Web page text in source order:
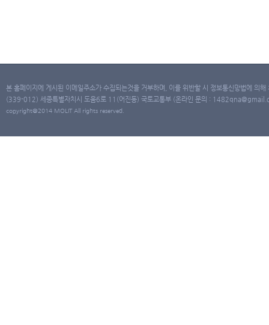
본 홈페이지에 게시된 이메일주소가 수집되는것을 거부하며, 이를 위반할 시 정보통신망법에 의
(339-012) 세종특별자치시 도움6로 11(어진동) 국토교통부 (온라인 문의 :
copyright@2014 MOLIT All rights reserved.